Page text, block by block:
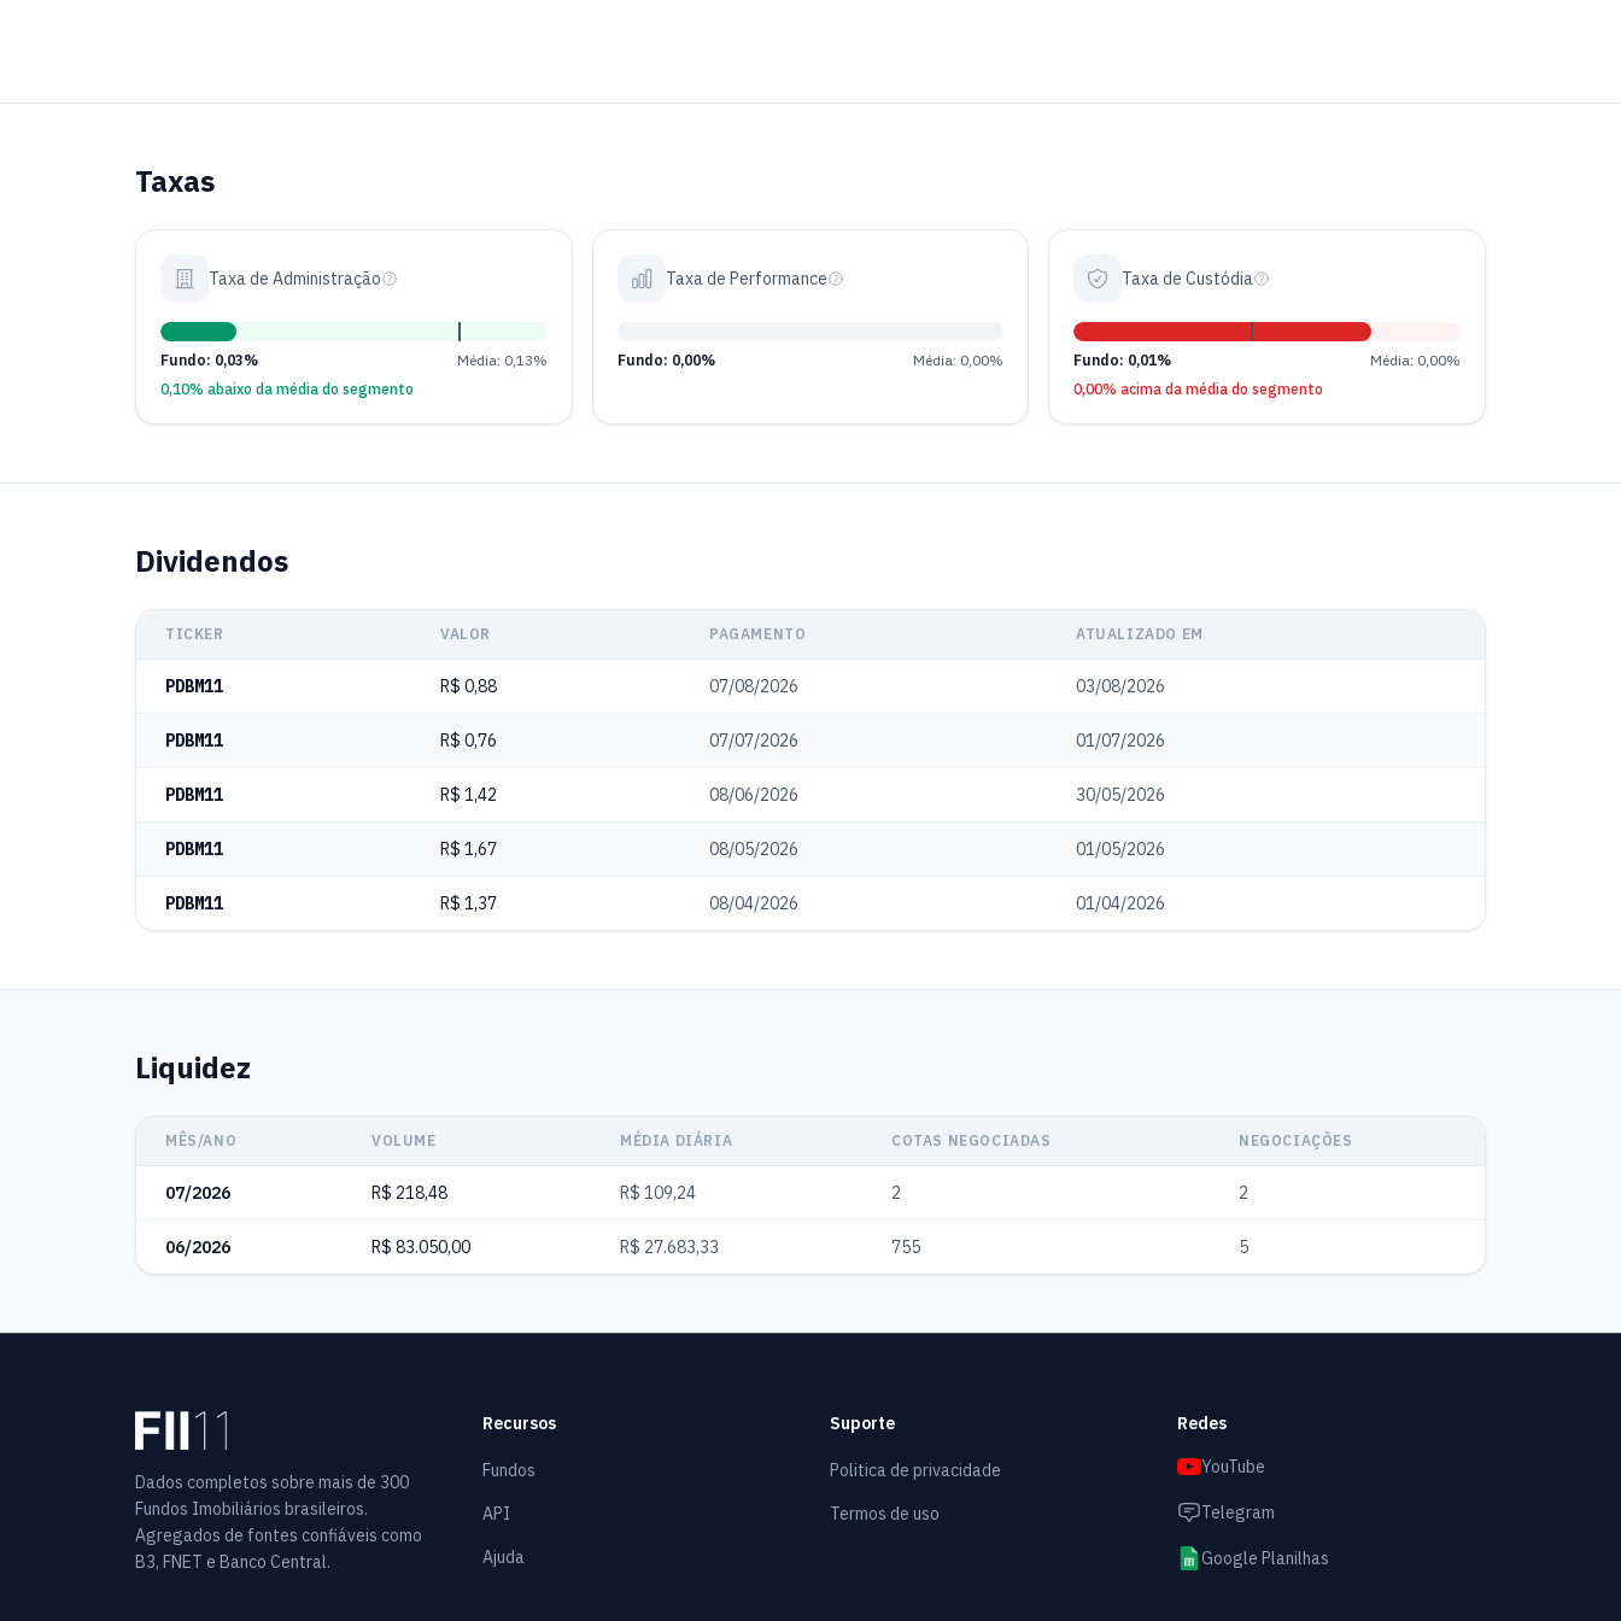
Taxas
Taxa de Administração
Fundo: 0,03%
Média: 0,13%
0,10% abaixo da média do segmento
Taxa de Performance
Fundo: 0,00% Média: 0,00%
Taxa de Custódia
Fundo: 0,01%
Média: 0,00%
0,00% acima da média do segmento
Dividendos
TICKER VALOR PAGAMENTO ATUALIZADO EM
PDBM11 R$ 0,88 07/08/2026 03/08/2026
PDBM11 R$ 0,76 07/07/2026 01/07/2026
PDBM11 R$ 1,42 08/06/2026 30/05/2026
PDBM11 R$ 1,67 08/05/2026 01/05/2026
PDBM11 R$ 1,37 08/04/2026 01/04/2026
Liquidez
MÊS/ANO VOLUME MÉDIA DIÁRIA COTAS NEGOCIADAS NEGOCIAÇÕES
07/2026 R$ 218,48 R$ 109,24 2 2
06/2026 R$ 83.050,00 R$ 27.683,33 755 5
Dados completos sobre mais de 300
Fundos Imobiliários brasileiros.
Agregados de fontes confiáveis como
B3, FNET e Banco Central.
Recursos
Fundos
API
Ajuda
Suporte
Politica de privacidade
Termos de uso
Redes
YouTube
Telegram
Google Planilhas